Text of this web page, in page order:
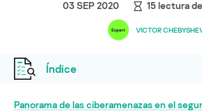
03 SEP 2020 15lectura
VICTOR
Índice
Panorama de las ciberamenazas en el